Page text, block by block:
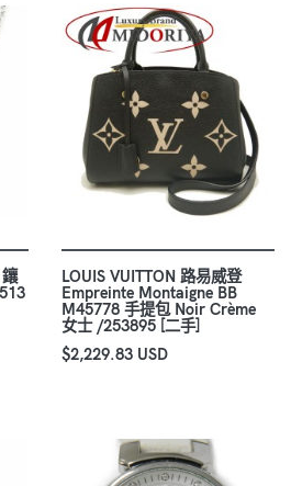
LOUIS VUITTON 路易威登
Empreinte Montaigne BB
M45778 手提包 Noir Crème
女士 /253895 [二手]
$2,229.83 USD